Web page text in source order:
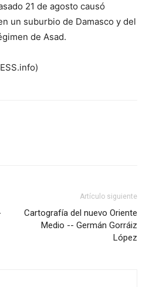
21 de agosto causó
un suburbio de Damasco y del
de Asad.
Artículo siguiente
Cartografía del nuevo Oriente
Medio -- Germán Gorráiz
López